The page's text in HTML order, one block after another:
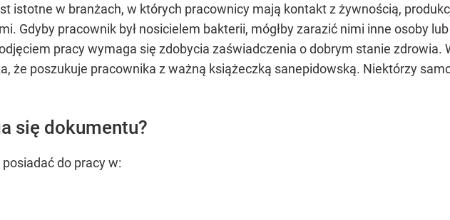
istotne w branżach, w których pracownicy mają kontakt z żywnością,
Gdyby pracownik był nosicielem bakterii, mógłby zarazić nimi inne osoby
pracy wymaga się zdobycia zaświadczenia o dobrym stanie zdrowia.
że poszukuje pracownika z ważną książeczką sanepidowską. Niektórzy
się dokumentu?
do pracy w: